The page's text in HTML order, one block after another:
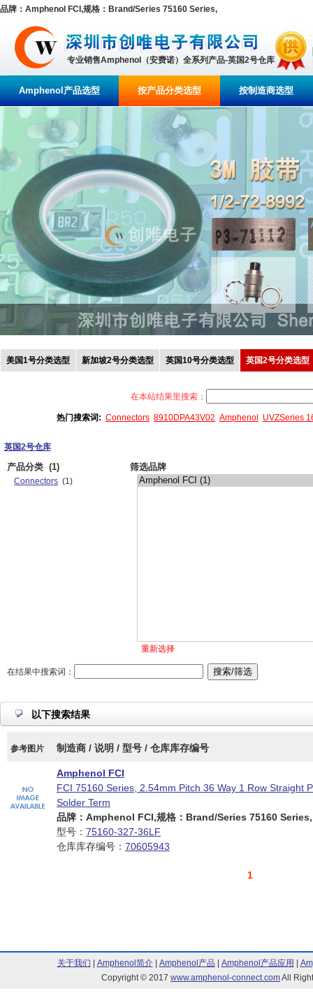
品牌：Amphenol FCI,规格：Brand/Series 75160 Series,
专业销售Amphenol（安费诺）全系列产品-英国2号仓库
Amphenol产品选型 按产品分类选型 按制造商选型
美国1号分类选型 新加坡2号分类选型 英国10号分类选型 英国2号分类选型
在本站结果里搜索：
热门搜索词: Connectors 8910DPA43V02 Amphenol UVZSeries
英国2号仓库
产品分类 (1)
Connectors (1)
筛选品牌
重新选择
在结果中搜索词：
以下搜索结果
参考图片 制造商 / 说明 / 型号 / 仓库库存编号
Amphenol FCI
FCI 75160 Series, 2.54mm Pitch 36 Way 1 Row Straight
Solder Term
品牌：Amphenol FCI,规格：Brand/Series 75160 Series,
型号： 75160-327-36LF
仓库库存编号： 70605943
1
关于我们 Amphenol简介| Amphenol产品 Amphenol产品应用
Copyright © 2017 www.amphenol-connect.comAll